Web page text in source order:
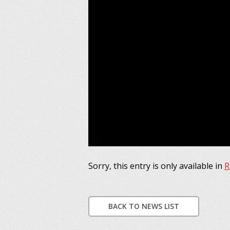
Sorry, this entry is only available in
BACK TO NEWS LIST